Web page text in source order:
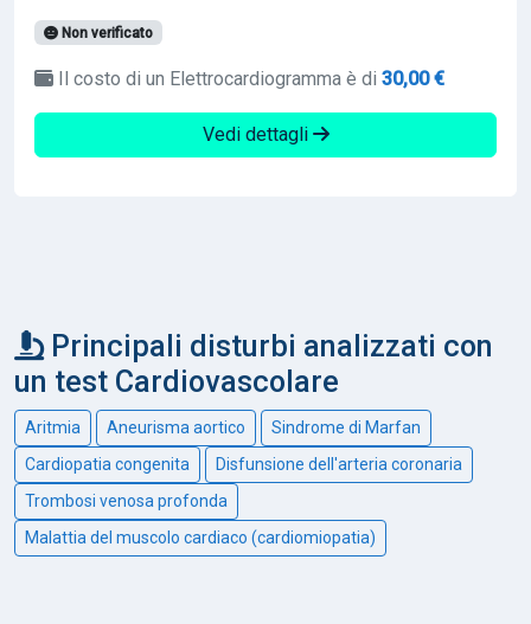
Non verificato
Il costo di un Elettrocardiogramma è di 30,00 €
Vedi dettagli
Principali disturbi analizzati con
un test Cardiovascolare
Aritmia Aneurisma aortico
Sindrome di Marfan
Cardiopatia congenita
Disfunsione dell'arteria coronaria
Trombosi venosa profonda
Malattia del muscolo cardiaco (cardiomiopatia)